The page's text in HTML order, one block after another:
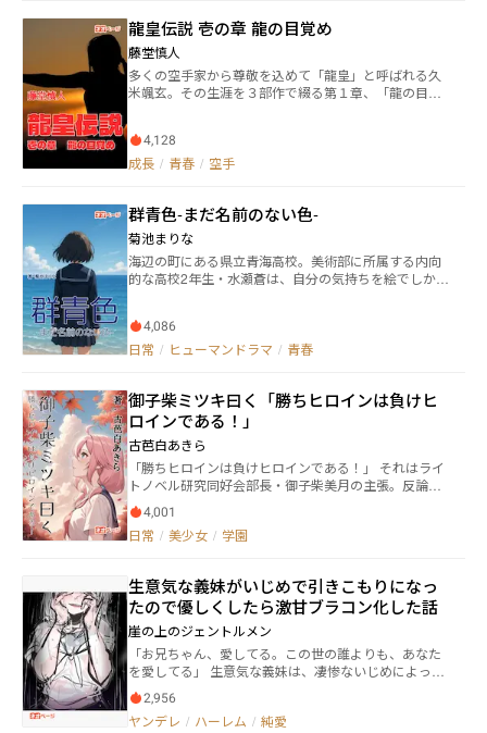
「誰として生きるのか」を問い続ける。 やがて彼らの
物語は、ただの青春の物語では終わらない。 聖書、哲
学、そして人類の想像力が織りなす―― 「人はなぜ物語を
信じるのか」という問いへと繋がっていく。 恋愛、成
長、ジェンダー、そして思想。 過去二千年の思想史を
語〉。 これは―― 人間の心と世界を変えてきた「物語」の
力についての、ひとつのロマンスである。
龍皇伝説 壱の章 龍の目覚め
藤堂慎人
多くの空手家から尊敬を込めて「龍皇」と呼ばれる久
米颯玄。その生涯を３部作で綴る第１章、「龍の目覚
行なわれていた「掛け試し」と呼ばれる実戦試合にも
参加。若くしてそこで頭角を表し、生涯の相手、サキ
る。 この話は実在するある拳聖がモデルで、日本本土
への空手普及に貢献した稀有なエピソードを参考にし
ており、戦いのシーンの描写も丁寧に描いている。
4,128
成長 / 青春 / 空手
群青色-まだ名前のない色-
菊池まりな
海辺の町にある県立青海高校。美術部に所属する内向
的な高校2年生・水瀬蒼は、自分の気持ちを絵でしか表
会ったことから、蒼の日常が少しずつ変わり始める。
夢、友情、恋──そして別れ。親友の千尋や仲間たち
女が描き出したのは、かけがえのない時間と未来への
希望だった──。 深く、静かに、まっすぐに。 これ
は、一人の少女が自分を描き出すまでの物語。
4,086
日常 / ヒューマンドラマ / 青春
御子柴ミツキ曰く「勝ちヒロインは負けヒ
ロインである！」
古芭白あきら
「勝ちヒロインは負けヒロインである！」 それはライ
トノベル研究同好会部長・御子柴美月の主張。反論し
ようとした間軽比呂はあっさり撃沈。こうして他のラ
ノ研部員達と共に比呂は学園内に蔓延る勝ちヒロイン
と負けヒロインの検証をすることになった。数々のカ
が真に勝ち組なのかを。 だが、そんなラノ研の内部で
もまた水面下で間軽比呂を巡る負けヒロイン達による
熾烈な恋愛バトルが繰り広げられていた。多くの恋の
主役達とヒロイン達の想いが交錯する学園で果たして
勝つのは誰なのか？
4,001
日常 / 美少女 / 学園
生意気な義妹がいじめで引きこもりになっ
たので優しくしたら激甘ブラコン化した話
崖の上のジェントルメン
「お兄ちゃん、愛してる。この世の誰よりも、あなた
を愛してる」 生意気な義妹は、凄惨ないじめによって
引きこもりになってしまう。そんな彼女のことを懇親
的に世話をしていたら、彼女は兄へ次第に心を開いて
いき……。 この作品は他サイトでも掲載しています
2,956
ヤンデレ / ハーレム / 純愛